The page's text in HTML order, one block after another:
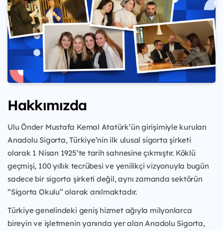
Hakkımızda
Ulu Önder Mustafa Kemal Atatürk’ün girişimiyle kurulan
Anadolu Sigorta, Türkiye’nin ilk ulusal sigorta şirketi
olarak 1 Nisan 1925’te tarih sahnesine çıkmıştır. Köklü
geçmişi, 100 yıllık tecrübesi ve yenilikçi vizyonuyla bugün
sadece bir sigorta şirketi değil, aynı zamanda sektörün
“Sigorta Okulu” olarak anılmaktadır.
Türkiye genelindeki geniş hizmet ağıyla milyonlarca
bireyin ve işletmenin yanında yer alan Anadolu Sigorta,